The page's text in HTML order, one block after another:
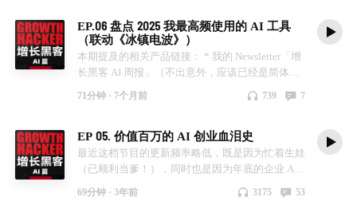
EP.06 盘点 2025 我最高频使用的 AI 工具
（联动《冰镇电波》）
本期提及的相关产品链接： * 我的 Newsletter「增
长黑客 AI 周报」（不出意外，应该已经是简体中
过我的专属邀请码「 XDash 」或点击链接注册订
具）可获得六五折优惠，并且续费也可享受这个价
格：podwise.ai * 通过我的邀请链接注册全球最强
的通用智能体平台 Manus，你和我都将额外获得
Plaud Note Pro 邀请码（如您用此购买会员，我们
71分钟 · 7个月前 739 7
EP 05. 价值百万的 AI 创业血泪史
最近这档节目的更新频率略低，既是因为忙着生娃
（已顺利当爹！），同时也是因为年底的企业 AI
酸血泪，索性就更新一期节目，做个盘点吐槽，希
69分钟 · 3年前 3175 53